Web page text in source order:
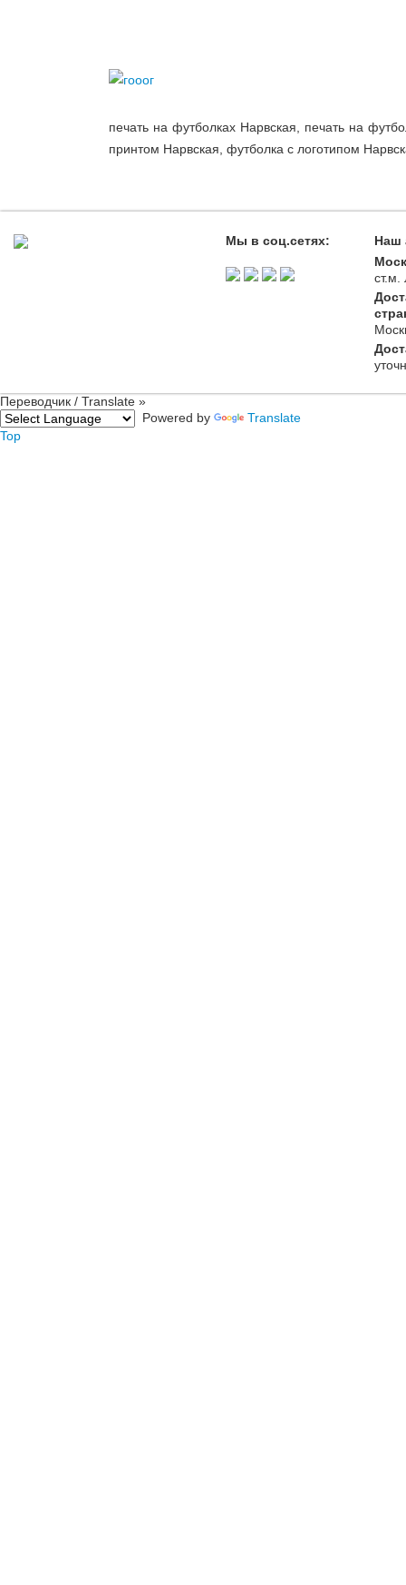
печать на футболках Нарвская, печать на
принтом Нарвская, футболка с логотипом
Мы в соц.сетях:
Наш
ст.м.
Переводчик / Translate »
Powered by
Translate
Top